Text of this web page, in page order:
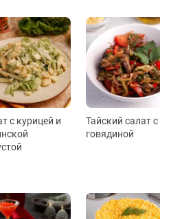
с курицей и
Тайский салат с
говядиной